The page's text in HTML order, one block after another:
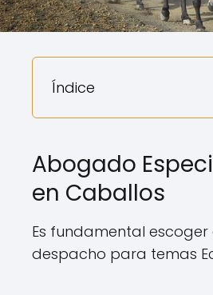
Índice
Abogado
en Caballos
Es fundamental escoger
despacho para temas